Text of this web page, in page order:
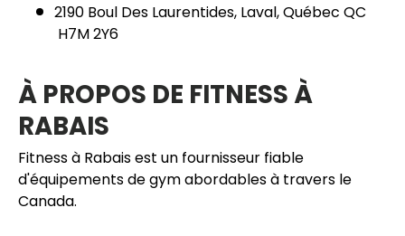
2190 Boul Des Laurentides, Laval, Québec QC
H7M 2Y6
À PROPOS DE FITNESS À
RABAIS
Fitness à Rabais est un fournisseur fiable
d'équipements de gym abordables à travers le
Canada.